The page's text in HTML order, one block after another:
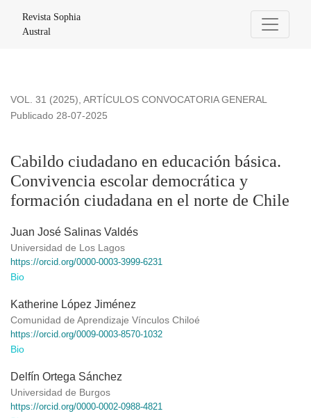
Revista Sophia
Austral
VOL. 31 (2025), ARTÍCULOS CONVOCATORIA GENERAL
Cabildo ciudadano en educación básica.
Convivencia escolar democrática y
formación ciudadana en el norte de Chile
Publicado 28-07-2025
Juan José Salinas Valdés
Universidad de Los Lagos
https://orcid.org/0000-0003-3999-6231
Bio
Katherine López Jiménez
Comunidad de Aprendizaje Vínculos Chiloé
https://orcid.org/0009-0003-8570-1032
Bio
Delfín Ortega Sánchez
Universidad de Burgos
https://orcid.org/0000-0002-0988-4821